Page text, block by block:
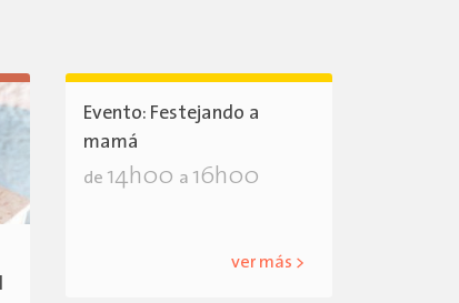
Evento: Festejando a
mamá
de 14h00 a 16h00
ver más >